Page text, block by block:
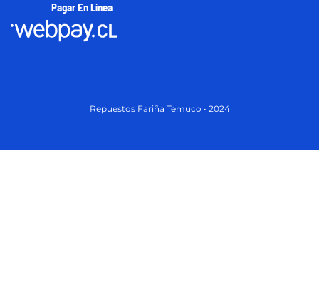
Pagar En Línea
Repuestos Fariña Temuco • 2024